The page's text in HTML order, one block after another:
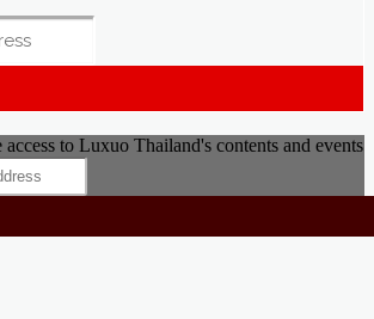
to Luxuo Thailand's contents and events